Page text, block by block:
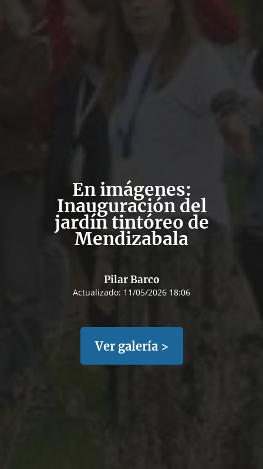
En imágenes:
Inauguración del
jardín tintóreo de
Mendizabala
Pilar Barco
Actualizado: 11/05/2026 18:06
Ver galería >